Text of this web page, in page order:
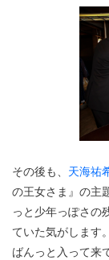
その後も、 天海祐
の王女さま』の主
っと少年っぽさの
ていた気がします
ばんっと入って来